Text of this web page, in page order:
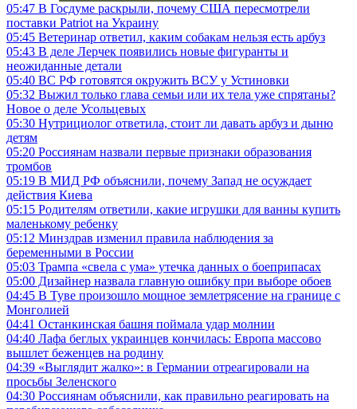
05:47 В Госдуме раскрыли, почему США пересмотрели
поставки Patriot на Украину
05:45 Ветеринар ответил, каким собакам нельзя есть арбуз
05:43 В деле Лерчек появились новые фигуранты и
неожиданные детали
05:40 ВС РФ готовятся окружить ВСУ у Устиновки
05:32 Выжил только глава семьи или их тела уже спрятаны?
Новое о деле Усольцевых
05:30 Нутрициолог ответила, стоит ли давать арбуз и дыню
детям
05:20 Россиянам назвали первые признаки образования
тромбов
05:19 В МИД РФ объяснили, почему Запад не осуждает
действия Киева
05:15 Родителям ответили, какие игрушки для ванны купить
маленькому ребенку
05:12 Минздрав изменил правила наблюдения за
беременными в России
05:03 Трампа «свела с ума» утечка данных о боеприпасах
05:00 Дизайнер назвала главную ошибку при выборе обоев
04:45 В Туве произошло мощное землетрясение на границе с
Монголией
04:41 Останкинская башня поймала удар молнии
04:40 Лафа беглых украинцев кончилась: Европа массово
вышлет беженцев на родину
04:39 «Выглядит жалко»: в Германии отреагировали на
просьбы Зеленского
04:30 Россиянам объяснили, как правильно реагировать на